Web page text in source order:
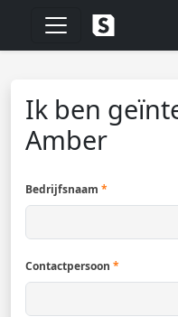
Ik ben
Amber
Bedrijfsnaam *
Contactpersoon *